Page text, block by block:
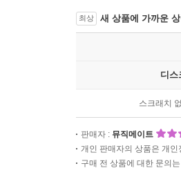
최상 새 상품에 가까운
디스
스크래치
판매자 : 뮤직메이트
개인 판매자의 상품은 개
구매 전 상품에 대한 문의는